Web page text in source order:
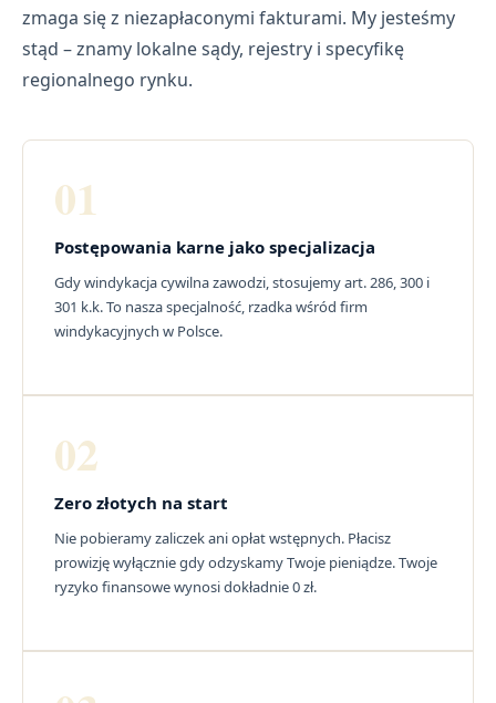
zmaga się z niezapłaconymi fakturami. My jesteśmy
stąd – znamy lokalne sądy, rejestry i specyfikę
regionalnego rynku.
01
Postępowania karne jako specjalizacja
Gdy windykacja cywilna zawodzi, stosujemy art. 286, 300 i
301 k.k. To nasza specjalność, rzadka wśród firm
windykacyjnych w Polsce.
02
Zero złotych na start
Nie pobieramy zaliczek ani opłat wstępnych. Płacisz
prowizję wyłącznie gdy odzyskamy Twoje pieniądze. Twoje
ryzyko finansowe wynosi dokładnie 0 zł.